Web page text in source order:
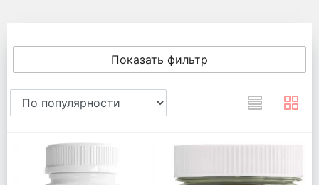
Показать фильтр